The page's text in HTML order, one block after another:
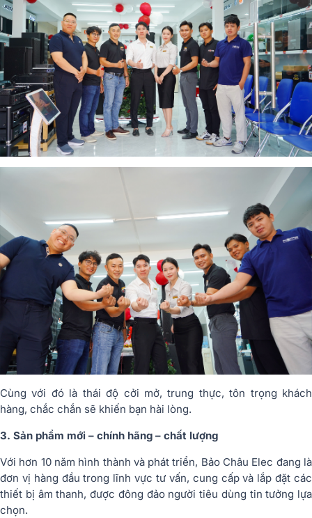
Cùng với đó là thái độ cởi mở, trung thực, tôn trọng khách
hàng, chắc chắn sẽ khiến bạn hài lòng.
3. Sản phẩm mới – chính hãng – chất lượng
Với hơn 10 năm hình thành và phát triển, Bảo Châu Elec đang là
đơn vị hàng đầu trong lĩnh vực tư vấn, cung cấp và lắp đặt các
thiết bị âm thanh, được đông đảo người tiêu dùng tin tưởng lựa
chọn.